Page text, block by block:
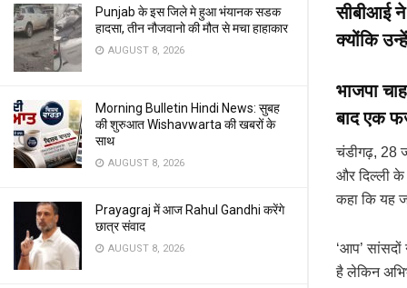
Punjab के इस जिले मे हुआ भंयानक सडक
हादसा, तीन नौजवानो की मौत से मचा हाहाकार
AUGUST 8, 2026
Morning Bulletin Hindi News: सुबह
की शुरुआत Wishavwarta की खबरों के
साथ
AUGUST 8, 2026
Prayagraj में आज Rahul Gandhi करेंगे
छात्र संवाद
AUGUST 8, 2026
सीबीआई ने
क्योंकि
भाजपा
बाद एक
चंडीगढ़, 28
और दिल्ली के
कहा कि यह
‘आप’ सांसदों
है लेकिन